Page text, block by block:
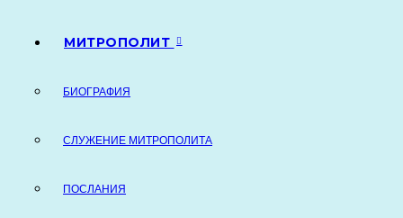
МИТРОПОЛИТ
БИОГРАФИЯ
СЛУЖЕНИЕ МИТРОПОЛИТА
ПОСЛАНИЯ